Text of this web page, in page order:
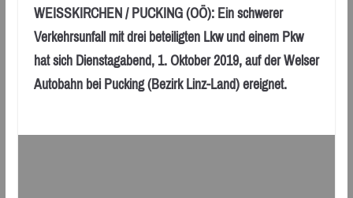
WEISSKIRCHEN / PUCKING (OÖ): Ein schwerer
Verkehrsunfall mit drei beteiligten Lkw und einem Pkw
hat sich Dienstagabend, 1. Oktober 2019, auf der Welser
Autobahn bei Pucking (Bezirk Linz-Land) ereignet.